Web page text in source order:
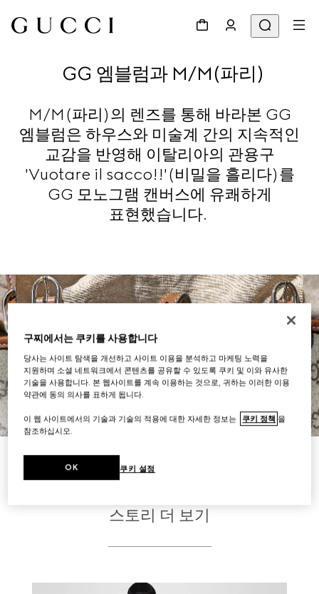
GG 엠블럼과 M/M(파리)
M/M(파리)의 렌즈를 통해 바라본 GG
엠블럼은 하우스와 미술계 간의 지속적인
교감을 반영해 이탈리아의 관용구
'Vuotare il sacco!!'(비밀을 흘리다)를
GG 모노그램 캔버스에 유쾌하게
표현했습니다.
GG 엠블럼 만나보기
스토리 더 보기
구찌에서는 쿠키를 사용합니다
당사는 사이트 탐색을 개선하고 사이트 이용을 분석하고 마케팅 노력을
지원하며 소셜 네트워크에서 콘텐츠를 공유할 수 있도록 쿠키 및 이와 유사한
기술을 사용합니다. 본 웹사이트를 계속 이용하는 것으로, 귀하는 이러한 이용
약관에 동의 의사를 표하게 됩니다.
이 웹 사이트에서의 기술과 기술의 적용에 대한 자세한 정보는 쿠키 정책 을
참조하십시오.
쿠키 설정
OK